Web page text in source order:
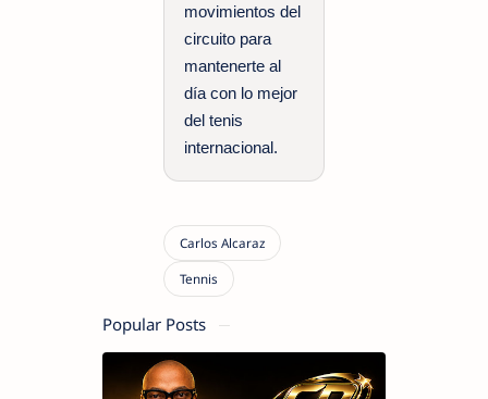
movimientos del
circuito para
mantenerte al
día con lo mejor
del tenis
internacional.
Popular Posts